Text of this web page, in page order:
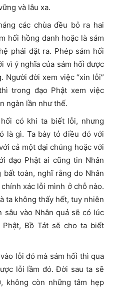
và lâu xa.
các chùa đều bỏ ra hai
hối hồng danh hoặc là sám
phái đặt ra. Phép sám hối
vì ý nghĩa của sám hối được
Người đời xem việc “xin lỗi”
trong đạo Phật xem việc
ngàn lần như thế.
có khi ta biết lỗi, nhưng
là gì. Ta bày tỏ điều đó với
cả một đại chúng hoặc với
đạo Phật ai cũng tin Nhân
toàn, nghĩ rằng do Nhân
xác lỗi mình ở chỗ nào.
ta không thấy hết, tuy nhiên
vào Nhân quả sẽ có lúc
Bồ Tát sẽ cho ta biết
lỗi đó mà sám hối thì qua
lỗi lầm đó. Đời sau ta sẽ
không còn những tâm hẹp